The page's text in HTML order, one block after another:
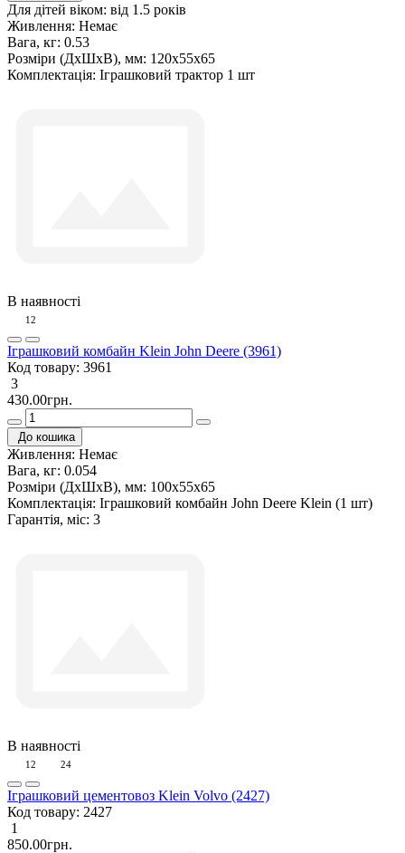
Для дітей віком: від 1.5 років
Живлення: Немає
Вага, кг: 0.53
Розміри (ДxШxВ), мм: 120х55х65
Комплектація: Іграшковий трактор 1 шт
В наявності
12
Іграшковий комбайн Klein John Deere (3961)
Код товару: 3961
3
430.00грн.
До кошика
Живлення: Немає
Вага, кг: 0.054
Розміри (ДxШxВ), мм: 100х55х65
Комплектація: Іграшковий комбайн John Deere Klein (1 шт)
Гарантія, міс: 3
В наявності
12 24
Іграшковий цементовоз Klein Volvo (2427)
Код товару: 2427
1
850.00грн.